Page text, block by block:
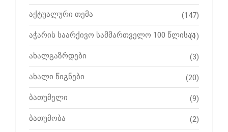
აქტუალური თემა (147)
აჭარის საარქივო სამმართველო 100 წლისაა
(1)
ახალგაზრდები (3)
ახალი წიგნები (20)
ბათუმელი (9)
ბათუმობა (2)